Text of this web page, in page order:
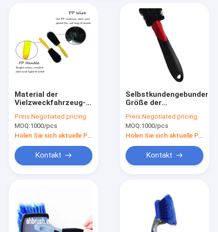
Material der
Vielzweckfahrzeug-
Reinigungs-Bürsten-
pp.
Preis:Negotiated pricing
MOQ:1000/pcs
Kontakt
Selbstkundengebundene
Größe der
und Rad-Reifen-
professionellen
Autopflege Bürste
Preis:Negotiated pricing
MOQ:1000/pcs
Kontakt